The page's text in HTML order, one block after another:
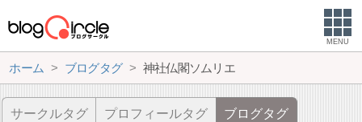
MENU
ホーム ブログタグ 神社仏閣ソムリエ
サークルタグ プロフィールタグ ブログタグ